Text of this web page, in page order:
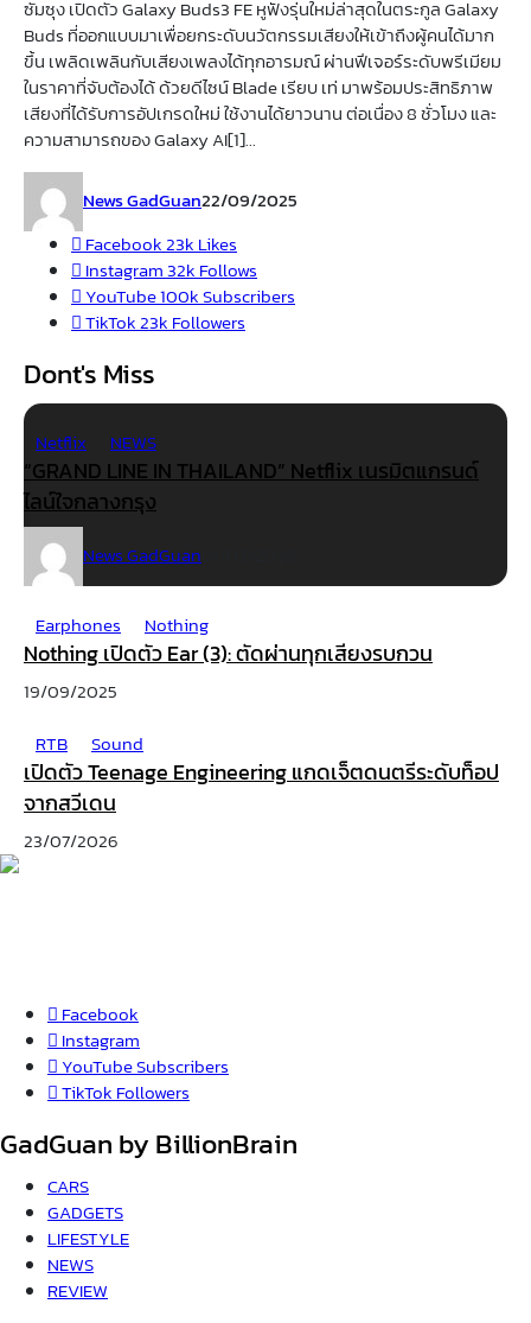
ซัมซุง เปิดตัว Galaxy Buds3 FE หูฟังรุ่นใหม่ล่าสุดในตระกูล Galaxy
Buds ที่ออกแบบมาเพื่อยกระดับนวัตกรรมเสียงให้เข้าถึงผู้คนได้มาก
ขึ้น เพลิดเพลินกับเสียงเพลงได้ทุกอารมณ์ ผ่านฟีเจอร์ระดับพรีเมียม
ในราคาที่จับต้องได้ ด้วยดีไซน์ Blade เรียบ เท่ มาพร้อมประสิทธิภาพ
เสียงที่ได้รับการอัปเกรดใหม่ ใช้งานได้ยาวนาน ต่อเนื่อง 8 ชั่วโมง และ
ความสามารถของ Galaxy AI[1]...
News GadGuan22/09/2025
Facebook23k Likes
Instagram32k Follows
YouTube100kSubscribers
TikTok23k Followers
Dont's Miss
Netflix NEWS
“GRAND LINE IN THAILAND” Netflix เนรมิตแกรนด์
ไลน์ใจกลางกรุง
News GadGuan
Earphones Nothing
Nothing เปิดตัว Ear (3): ตัดผ่านทุกเสียงรบกวน
19/09/2025
RTB
Sound
เปิดตัว Teenage Engineering แกดเจ็ตดนตรีระดับท็อป
จากสวีเดน
23/07/2026
Facebook
Instagram
YouTubeSubscribers
TikTok Followers
GadGuan by BillionBrain
CARS
GADGETS
LIFESTYLE
NEWS
REVIEW